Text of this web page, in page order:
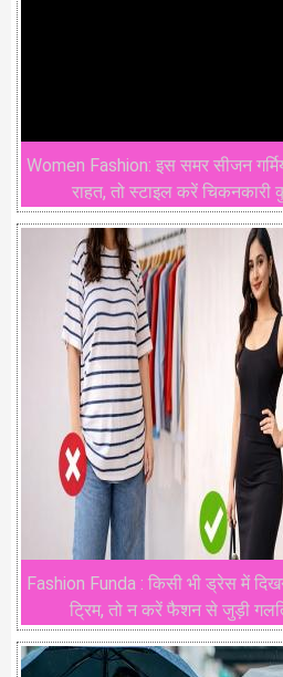
Women Fashion: इस समर सीजन
राहत, तो स्टाइल करें चिकनकारी
Fashion Funda : किसी भी ड्रेस में
ट्रिम, तो न करें फैशन से जुड़ी